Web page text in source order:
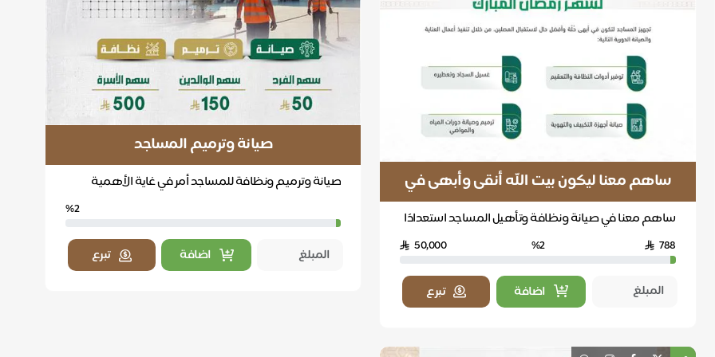
ساهم معنا ليكون بيت الله أنقى وأبهى في
رمضان
ساهم معنا في صيانة ونظافة وتأهيل المساجد استعدادًا
لشهر رمضان المبارك، ليؤدي المصلون عباداتهم في بيئ...
788
%2
50,000
اضافة تبرع
صيانة وترميم المساجد
صيانة وترميم ونظافة للمساجد أمر في غاية الأهمية
%2
اضافة تبرع